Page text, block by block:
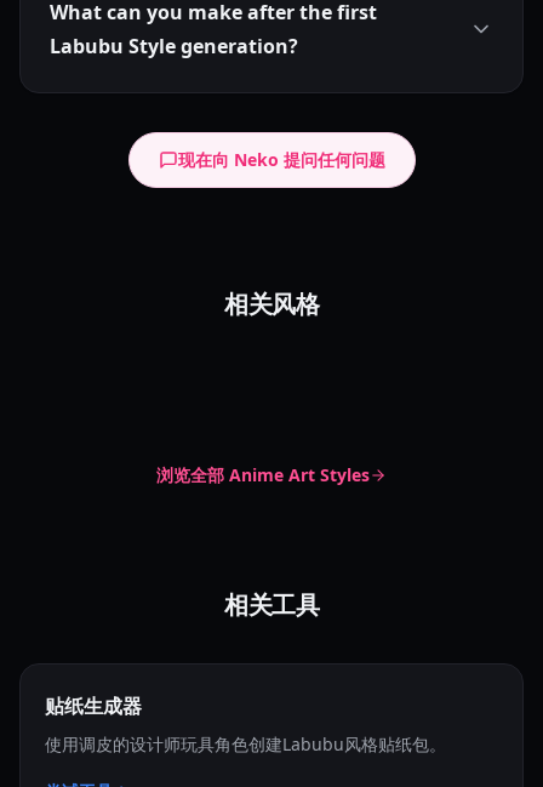
What can you make after the first
Labubu Style generation?
现在向 Neko 提问任何问题
相关风格
浏览全部 Anime Art Styles
相关工具
贴纸生成器
使用调皮的设计师玩具角色创建Labubu风格贴纸包。